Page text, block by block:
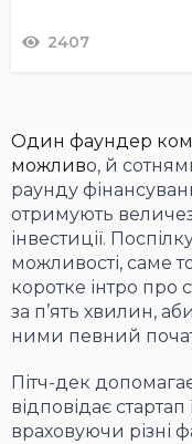
2407
Один фаундер
можливо, й
раунду
отримують
інвестиції.
можливості, саме
коротке інтро про
за п’ять хвилин,
ними певний
Пітч-дек
відповідає стартап
враховуючи різні